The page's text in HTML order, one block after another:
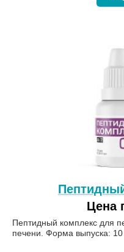
Цена
Пептидный комплекс для
печени. Форма выпуска: